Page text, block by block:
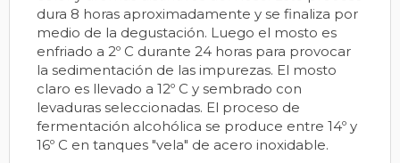
dura 8 horas aproximadamente y se finaliza por
medio de la degustación. Luego el mosto es
enfriado a 2º C durante 24 horas para provocar
la sedimentación de las impurezas. El mosto
claro es llevado a 12º C y sembrado con
levaduras seleccionadas. El proceso de
fermentación alcohólica se produce entre 14º y
16º C en tanques "vela" de acero inoxidable.